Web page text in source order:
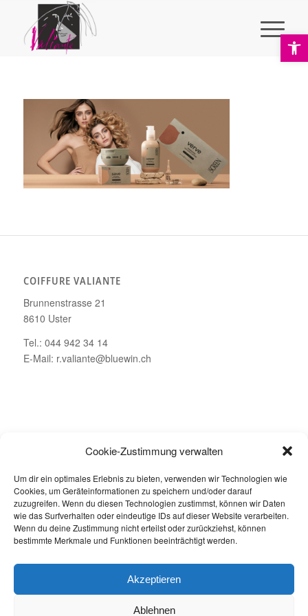
Cookie-Zustimmung verwalten
Um dir ein optimales Erlebnis zu bieten, verwenden wir Technologien wie
Cookies, um Geräteinformationen zu speichern und/oder darauf
zuzugreifen. Wenn du diesen Technologien zustimmst, können wir Daten
wie das Surfverhalten oder eindeutige IDs auf dieser Website verarbeiten.
Wenn du deine Zustimmung nicht erteilst oder zurückziehst, können
bestimmte Merkmale und Funktionen beeinträchtigt werden.
Akzeptieren
Ablehnen
COIFFURE VALIANTE
Brunnenstrasse 21
8610 Uster
Tel.: 044 942 34 14
E-Mail: r.valiante@bluewin.ch
Dienstag bis Freitag: 08.00 – 19.00 Uhr
Samstag: 08.00 – 16.00 Uhr